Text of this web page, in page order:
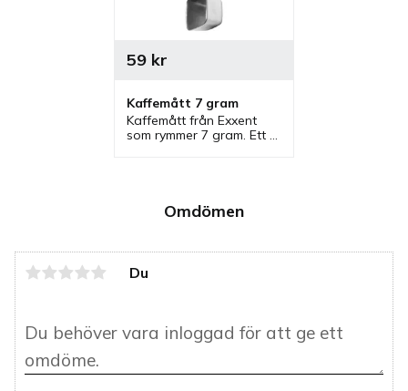
Omdömen
Du
Kaffemått 7 gram
Kaffemått från Exxent
som rymmer 7 gram. Ett
59kr